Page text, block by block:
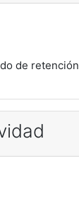
de retención